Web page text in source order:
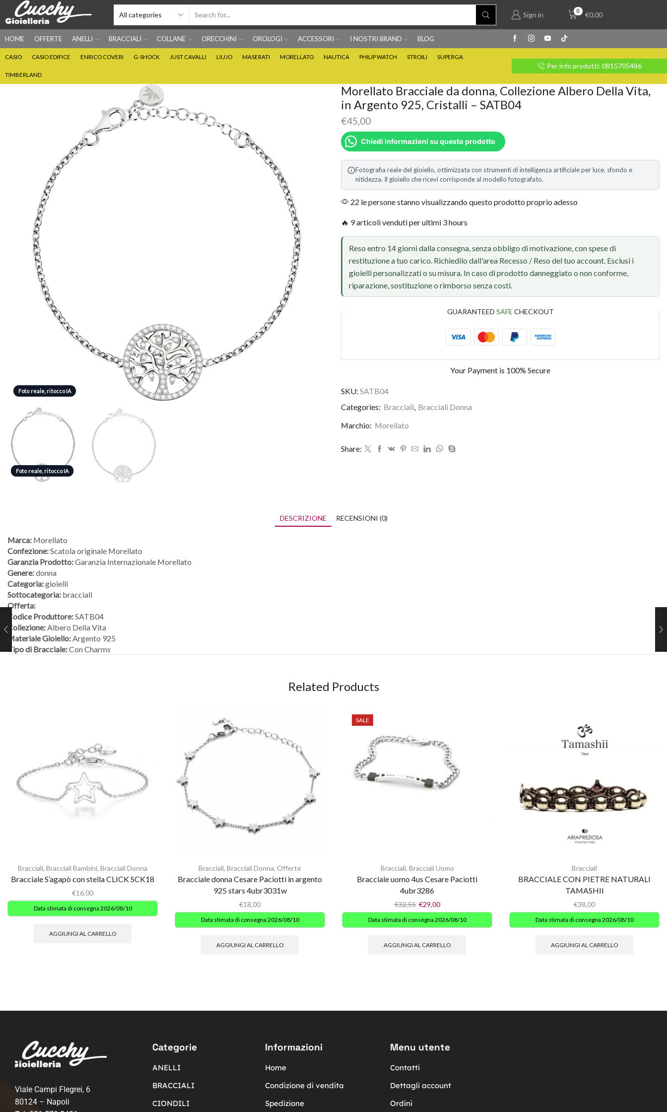
Sign in 0 €0,00
HOME OFFERTE ANELLI BRACCIALI COLLANE ORECCHINI OROLOGI ACCESSORI I NOSTRI BRAND BLOG
CASIO CASIO EDIFICE ENRICO COVERI G-SHOCK JUST CAVALLI LIUJO MASERATI MORELLATO NAUTICA PHILIP WATCH STROILI SUPERGA
TIMBERLAND
Per info prodotti: 0815705486
Foto reale, ritocco IA Foto reale, ritocco IA
Foto reale, ritocco IA
Foto reale, ritocco IA
Morellato Bracciale da donna, Collezione Albero Della Vita,
in Argento 925, Cristalli – SATB04
€45,00
Chiedi informazioni su questo prodotto
Fotografia reale del gioiello, ottimizzata con strumenti di intelligenza artificiale per luce, sfondo e
nitidezza. Il gioiello che ricevi corrisponde al modello fotografato.
22 le persone stanno visualizzando questo prodotto proprio adesso
🔥 9 articoli venduti per ultimi 3 hours
Reso entro 14 giorni dalla consegna, senza obbligo di motivazione, con spese di
restituzione a tuo carico. Richiedilo dall'area Recesso / Reso del tuo account. Esclusi i
gioielli personalizzati o su misura. In caso di prodotto danneggiato o non conforme,
riparazione, sostituzione o rimborso senza costi.
GUARANTEED SAFE CHECKOUT
Your Payment is 100% Secure
SKU: SATB04
Categories: Bracciali, Bracciali Donna
Marchio: Morellato
Share:
DESCRIZIONE RECENSIONI (0)
Marca: Morellato
Confezione:Scatola originale Morellato
Garanzia Prodotto:Garanzia Internazionale Morellato
Genere:donna
Categoria:gioielli
Sottocategoria: bracciali
Offerta:
Codice Produttore:SATB04
Collezione:Albero Della Vita
Materiale Gioiello:Argento 925
Tipo di Bracciale:Con Charms
Related Products
Bracciali, Bracciali Bambini, Bracciali Donna
Bracciale S’agapò con stella CLICK SCK18
€16,00
Data stimata di consegna 2026/08/10
AGGIUNGI AL CARRELLO
Bracciali, Bracciali Donna, Offerte
Bracciale donna Cesare Paciotti in argento
925 stars 4ubr3031w
€18,00
Data stimata di consegna 2026/08/10
AGGIUNGI AL CARRELLO
SALE
Bracciali, Bracciali Uomo
Bracciale uomo 4us Cesare Paciotti
4ubr3286
€32,55 €29,00
Data stimata di consegna 2026/08/10
AGGIUNGI AL CARRELLO
Bracciali
BRACCIALE CON PIETRE NATURALI
TAMASHII
€38,00
Data stimata di consegna 2026/08/10
AGGIUNGI AL CARRELLO
Viale Campi Flegrei, 6
80124 – Napoli
Categorie
ANELLI
BRACCIALI
CIONDILI
Informazioni
Home
Condizione di vendita
Spedizione
Menu utente
Contatti
Dettagli account
Ordini